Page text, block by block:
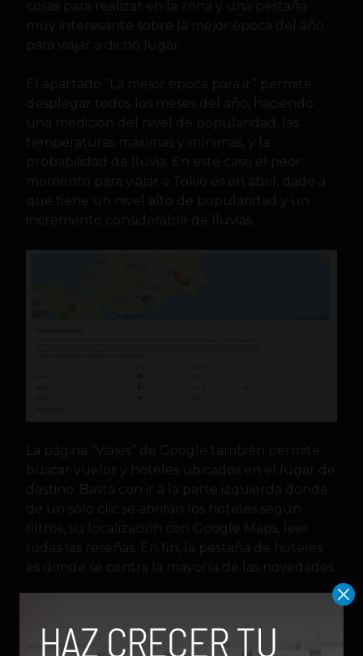
cosas para realizar en la zona y una pestaña
muy interesante sobre la mejor época del año
para viajar a dicho lugar.
El apartado “La mejor época para ir” permite
desplegar todos los meses del año, haciendo
una medición del nivel de popularidad, las
temperaturas máximas y mínimas, y la
probabilidad de lluvia. En este caso el peor
momento para viajar a Tokio es en abril, dado a
que tiene un nivel alto de popularidad y un
incremento considerable de lluvias.
La página “Viajes” de Google también permite
buscar vuelos y hoteles ubicados en el lugar de
destino. Basta con ir a la parte izquierda donde
de un solo clic se abrirán los hoteles según
filtros, su localización con Google Maps, leer
todas las reseñas. En fin, la pestaña de hoteles
es donde se centra la mayoría de las novedades.
sigue siendo una gran opción para aquellas
personas que desean proyectar un viaje desde